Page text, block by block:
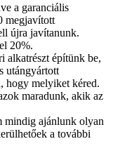
a garanciális
megjavított
újra javítanunk.
20%.
alkatrészt építünk be,
utángyártott
hogy melyiket kéred.
maradunk, akik az
mindig ajánlunk olyan
a további